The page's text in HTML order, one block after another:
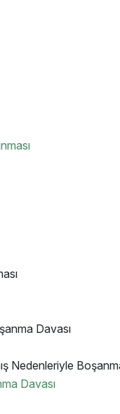
Davası
Nedenleriyle
Davası